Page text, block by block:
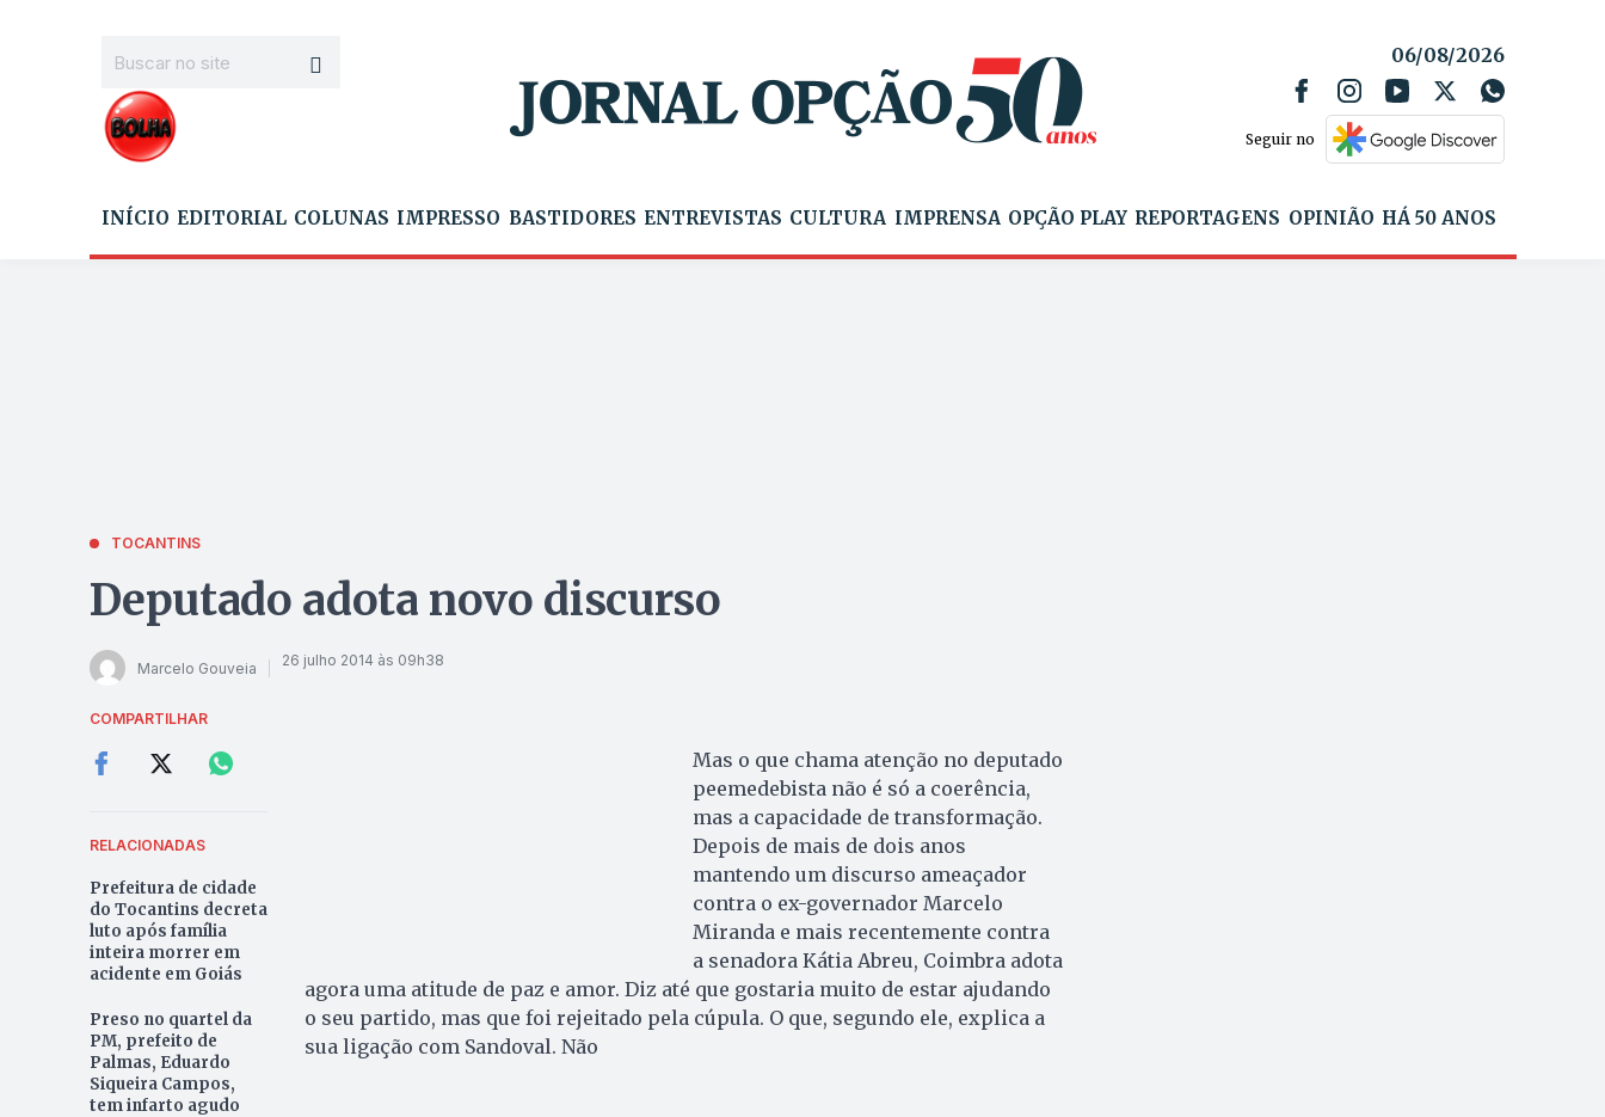
06/08/2026
Seguir no
INÍCIO EDITORIAL COLUNAS IMPRESSO BASTIDORES ENTREVISTAS CULTURA IMPRENSA OPÇÃO PLAY REPORTAGENS OPINIÃO HÁ 50 ANOS
TOCANTINS
Deputado adota novo discurso
Marcelo Gouveia 26 julho 2014 às 09h38
COMPARTILHAR
RELACIONADAS
Prefeitura de cidade
do Tocantins decreta
luto após família
inteira morrer em
acidente em Goiás
Preso no quartel da
PM, prefeito de
Palmas, Eduardo
Siqueira Campos,
tem infarto agudo
Mas o que chama atenção no deputado
peemedebista não é só a coerência,
mas a capacidade de transformação.
Depois de mais de dois anos
mantendo um discurso ameaçador
contra o ex-governador Marcelo
Miranda e mais recentemente contra
a senadora Kátia Abreu, Coimbra adota
agora uma atitude de paz e amor. Diz até que gostaria muito de estar ajudando
o seu partido, mas que foi rejeitado pela cúpula. O que, segundo ele, explica a
sua ligação com Sandoval. Não